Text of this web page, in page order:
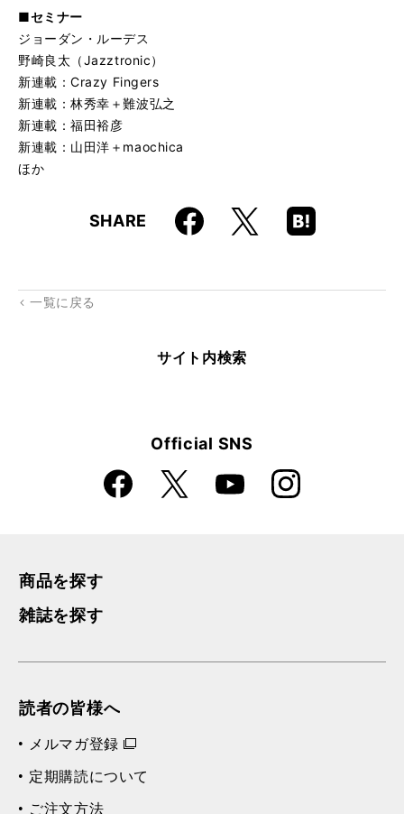
■セミナー
ジョーダン・ルーデス
野崎良太（Jazztronic）
新連載：Crazy Fingers
新連載：林秀幸＋難波弘之
新連載：福田裕彦
新連載：山田洋＋maochica
ほか
SHARE Faceboo
k
X
Hatena
Boo
一覧に戻る
サイト内検索
Official SNS
Faceboo
k
X YouTube Instagra
m
商品を探す
雑誌を探す
読者の皆様へ
メルマガ登録
定期購読について
ご注文方法